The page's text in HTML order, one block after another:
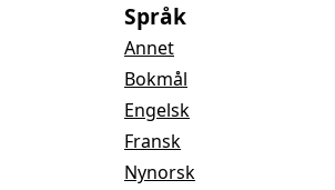
Språk
Annet
Bokmål
Engelsk
Fransk
Nynorsk